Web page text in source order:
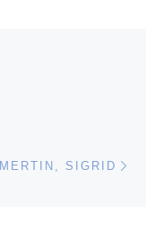
MERTIN, SIGRID